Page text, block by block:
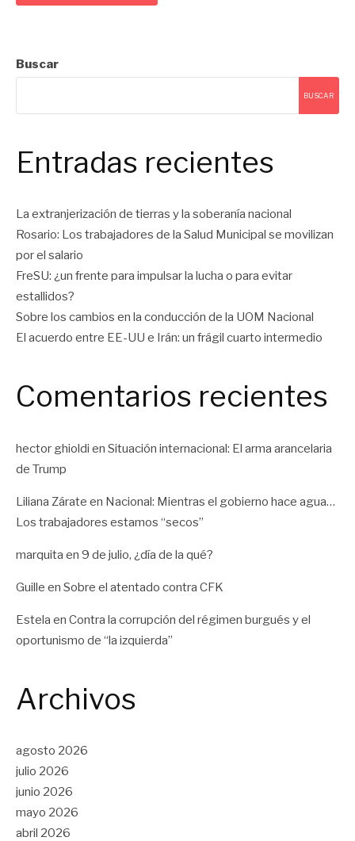
Buscar
BUSCAR
Entradas recientes
La extranjerización de tierras y la soberanía nacional
Rosario: Los trabajadores de la Salud Municipal se movilizan
por el salario
FreSU: ¿un frente para impulsar la lucha o para evitar
estallidos?
Sobre los cambios en la conducción de la UOM Nacional
El acuerdo entre EE-UU e Irán: un frágil cuarto intermedio
Comentarios recientes
hector ghioldi en Situación internacional: El arma arancelaria
de Trump
Liliana Zárate en Nacional: Mientras el gobierno hace agua…
Los trabajadores estamos “secos”
marquita en 9 de julio, ¿día de la qué?
Guille en Sobre el atentado contra CFK
Estela en Contra la corrupción del régimen burgués y el
oportunismo de “la izquierda”
Archivos
agosto 2026
julio 2026
junio 2026
mayo 2026
abril 2026